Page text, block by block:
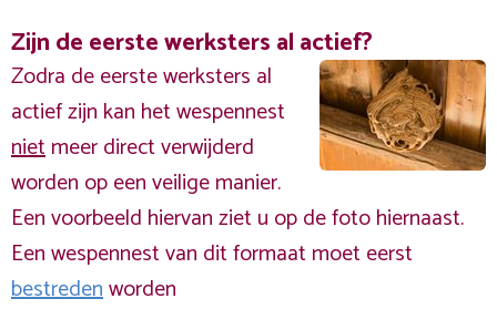
Zijn de eerste werksters al actief?
Zodra de eerste werksters al
actief zijn kan het wespennest
nietmeer direct verwijderd
worden op een veilige manier.
Een voorbeeld hiervan ziet u op de foto hiernaast.
Een wespennest van dit formaat moet eerst
bestredenworden